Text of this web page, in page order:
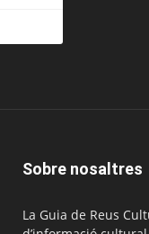
Sobre nosaltres
La Guia de Reus